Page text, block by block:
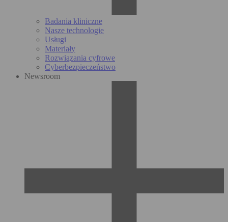
Badania kliniczne
Nasze technologie
Usługi
Materiały
Rozwiązania cyfrowe
Cyberbezpieczeństwo
Newsroom